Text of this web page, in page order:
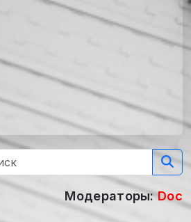
Модераторы:Doc